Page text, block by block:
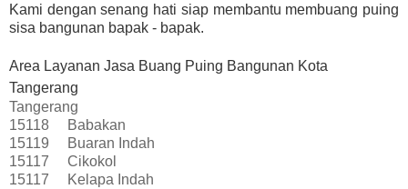
Kami dengan senang hati siap membantu membuang puing
sisa bangunan bapak - bapak.
Area Layanan Jasa Buang Puing Bangunan Kota
Tangerang
Tangerang
15118
Babakan
15119
Buaran Indah
15117
Cikokol
15117
Kelapa Indah